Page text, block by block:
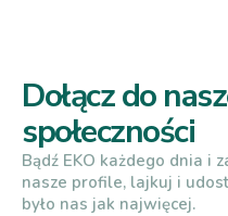
Dołącz do
społeczności
Bądź EKO każdego dnia i
nasze profile, lajkuj i
było nas jak najwięcej.